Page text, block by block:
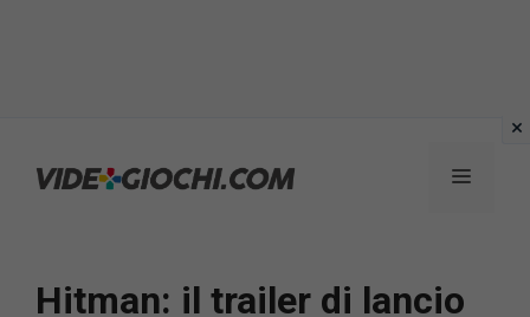
Menu
Hitman: il trailer di lancio